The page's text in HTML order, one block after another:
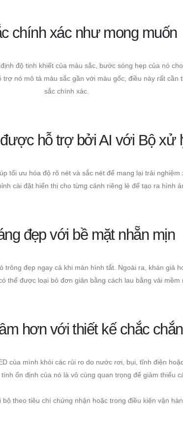
chính xác như mong muốn
độ tinh khiết của màu sắc, bước sóng hẹp của nó
nó mô tả màu sắc gần với màu gốc, điều này rất
sắc chính xác.
hỗ trợ bởi AI với Bộ xử
tối ưu hóa độ rõ nét và sắc nét để mang lại trải
cài đặt hiển thị cho từng cảnh riêng lẻ để tạo ra hình
đẹp với bề mặt nhẵn mịn
đẹp ngay cả khi màn hình tắt. Ngoài ra, khán giả
thể được loại bỏ đơn giản bằng cách lau bằng vải mềm
hơn với thiết kế chắc chắn
của mình khỏi các rủi ro do nước rơi, bụi, tĩnh điện
ổn định của nó là vô cùng quan trọng để giảm thiểu
theo tiêu chí chứng nhận hoặc trong điều kiện vận